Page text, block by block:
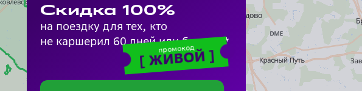
Скидка 100%
на поездку для тех, кто
не каршерил 60 дней или больше*
промокод
[ЖИВОЙ]